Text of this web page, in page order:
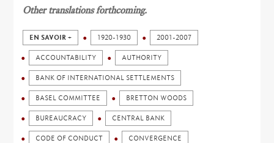
Other translations forthcoming.
EN SAVOIR + 1920-1930 2001-2007
ACCOUNTABILITY AUTHORITY
BANK OF INTERNATIONAL SETTLEMENTS
BASEL COMMITTEE BRETTON WOODS
BUREAUCRACY CENTRAL BANK
CODE OF CONDUCT CONVERGENCE